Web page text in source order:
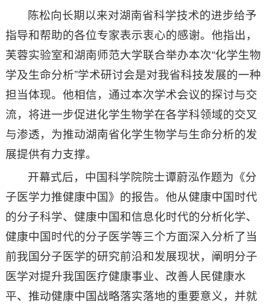
陈松向长期以来对湖南省科学技术的进步给予
指导和帮助的各位专家表示衷心的感谢。他指出，
芙蓉实验室和湖南师范大学联合举办本次“化学生物
学及生命分析”学术研讨会是对我省科技发展的一种
担当体现。他相信，通过本次学术会议的探讨与交
流，将进一步促进化学生物学在各学科领域的交叉
与渗透，为推动湖南省化学生物学与生命分析的发
展提供有力支撑。
开幕式后，中国科学院院士谭蔚泓作题为《分
子医学力推健康中国》的报告。他从健康中国时代
的分子科学、健康中国和信息化时代的分析化学、
健康中国时代的分子医学等三个方面深入分析了当
前我国分子医学的研究前沿和发展现状，阐明分子
医学对提升我国医疗健康事业、改善人民健康水
平、推动健康中国战略落实落地的重要意义，并就